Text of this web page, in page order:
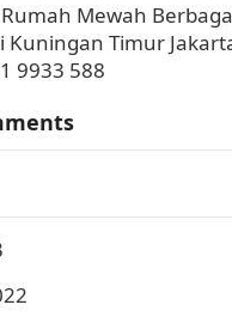
Mewah
Kuningan Timur
9933 588